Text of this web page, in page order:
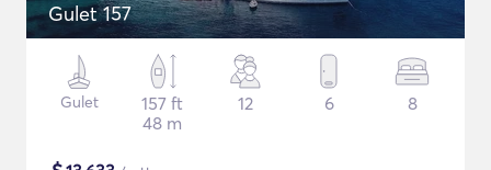
Gulet 157
Gulet
157 ft
48 m
12 6 8